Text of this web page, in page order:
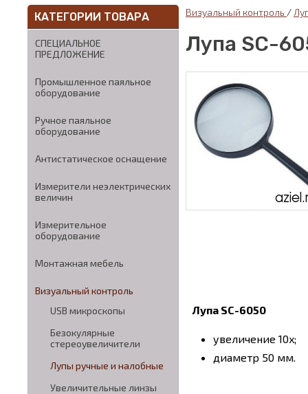
КАТЕГОРИИ ТОВАРА
СПЕЦИАЛЬНОЕ
ПРЕДЛОЖЕНИЕ
Промышленное паяльное
оборудование
Ручное паяльное
оборудование
Антистатическое оснащение
Измерители неэлектрических
величин
Измерительное
оборудование
Монтажная мебель
Визуальный контроль
USB микроскопы
Безокулярные
стереоувеличители
Лупы ручные и налобные
Увеличительные линзы
Визуальный контроль /
Лупа SC-
Лупа SC-6050
увеличение 10x;
диаметр 50 мм.